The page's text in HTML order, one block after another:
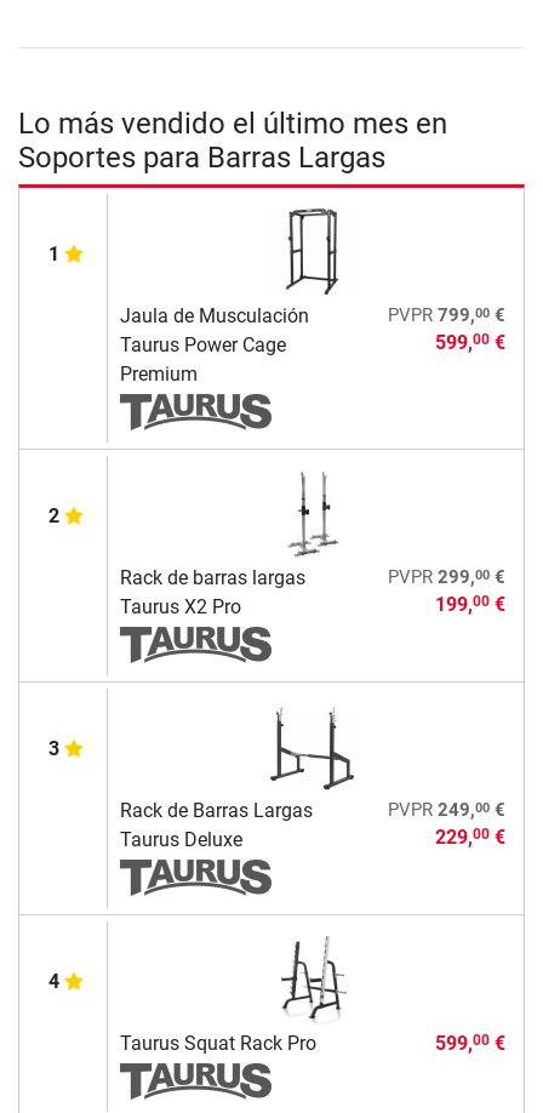
Lo más vendido el último mes en
Soportes para Barras Largas
1
Jaula de Musculación
Taurus Power Cage
Premium
PVPR 799,00€
599,00€
2
Rack de barras largas
Taurus X2 Pro
PVPR 299,00€
199,00€
3
Rack de Barras Largas
Taurus Deluxe
PVPR 249,00€
229,00€
4
Taurus Squat Rack Pro 599,00€